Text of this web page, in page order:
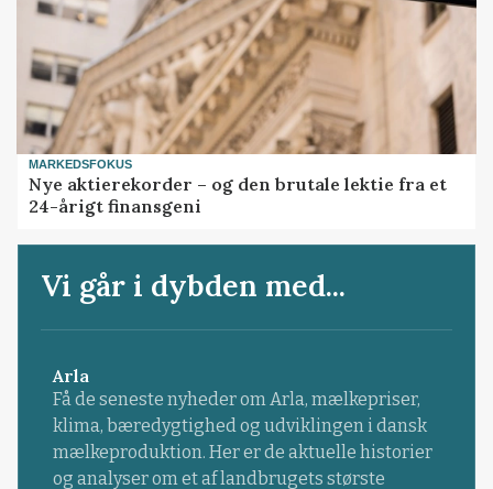
MARKEDSFOKUS
Nye aktierekorder – og den brutale lektie fra et
24-årigt finansgeni
Vi går i dybden med...
Arla
Få de seneste nyheder om Arla, mælkepriser,
klima, bæredygtighed og udviklingen i dansk
mælkeproduktion. Her er de aktuelle historier
og analyser om et af landbrugets største